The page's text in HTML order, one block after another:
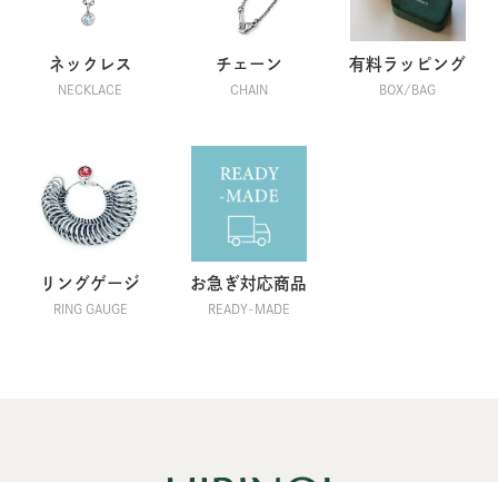
ネックレス
NECKLACE
チェーン
CHAIN
有料ラッピング
BOX/BAG
リングゲージ
RING GAUGE
お急ぎ対応商品
READY-MADE